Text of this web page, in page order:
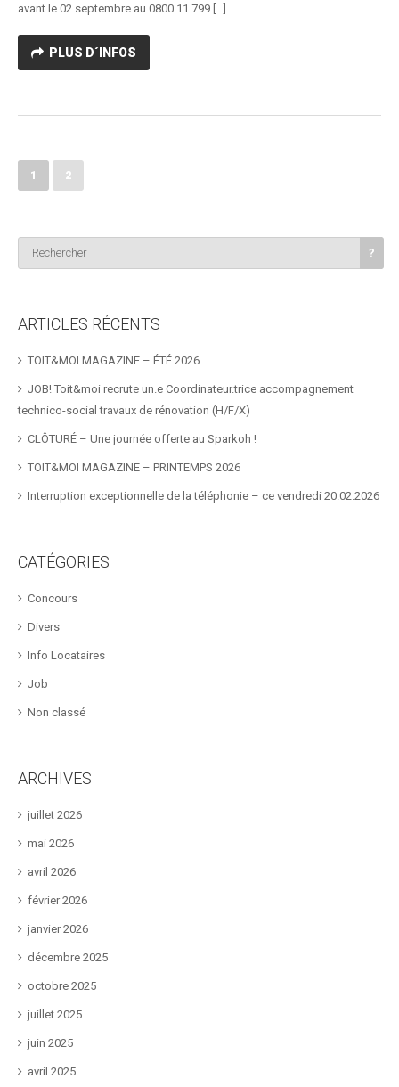
avant le 02 septembre au 0800 11 799 […]
PLUS D´INFOS
1 2
ARTICLES RÉCENTS
TOIT&MOI MAGAZINE – ÉTÉ 2026
JOB! Toit&moi recrute un.e Coordinateur.trice accompagnement
technico-social travaux de rénovation (H/F/X)
CLÔTURÉ – Une journée offerte au Sparkoh !
TOIT&MOI MAGAZINE – PRINTEMPS 2026
Interruption exceptionnelle de la téléphonie – ce vendredi 20.02.2026
CATÉGORIES
Concours
Divers
Info Locataires
Job
Non classé
ARCHIVES
juillet 2026
mai 2026
avril 2026
février 2026
janvier 2026
décembre 2025
octobre 2025
juillet 2025
juin 2025
avril 2025